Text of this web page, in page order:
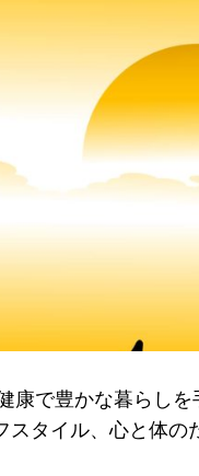
康で豊かな暮らし
タイル、心と体